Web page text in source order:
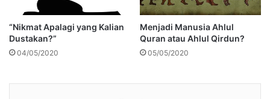
“Nikmat Apalagi yang Kalian
Dustakan?”
04/05/2020
Menjadi Manusia Ahlul
Quran atau Ahlul Qirdun?
05/05/2020